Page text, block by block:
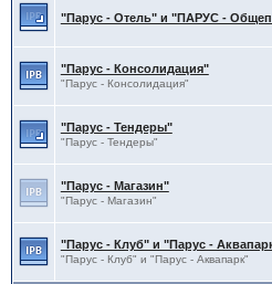
"Парус - Отель" и "ПАРУС -
"Парус - Консолидация"
"Парус - Консолидация"
"Парус - Тендеры"
"Парус - Тендеры"
"Парус - Магазин"
"Парус - Магазин"
"Парус - Клуб" и "Парус -
"Парус - Клуб" и "Парус - Аквапарк"